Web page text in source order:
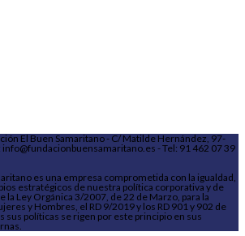
El Buen Samaritano - C/ Matilde Hernández, 97-
- Tel: 91 462 07 39
es una empresa comprometida con la igualdad,
estratégicos de nuestra política corporativa y de
la Ley Orgánica 3/2007, de 22 de Marzo, para la
y Hombres, el RD 9/2019 y los RD 901 y 902 de
sus políticas se rigen por este principio en sus